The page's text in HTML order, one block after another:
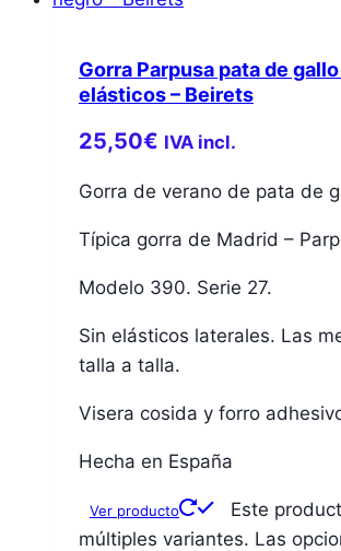
Gorra Parpusa pata de
elásticos – Beirets
25,50€ IVA incl.
Gorra de verano de pata de
Típica gorra de Madrid –
Modelo 390. Serie 27.
Sin elásticos laterales. Las
talla a talla.
Visera cosida y forro
Hecha en España
Ver producto
Este
múltiples variantes. Las